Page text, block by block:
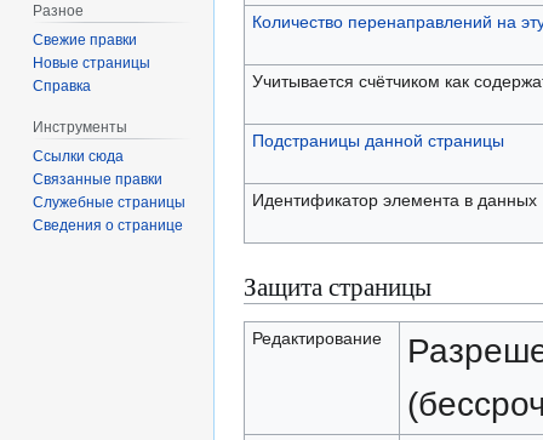
Количество перенаправлений на
Учитывается счётчиком как
Подстраницы данной страницы
Идентификатор элемента в данных
Защита страницы
Редактирование
Разное
Свежие правки
Новые страницы
Справка
Инструменты
Ссылки сюда
Связанные правки
Служебные страницы
Сведения о странице